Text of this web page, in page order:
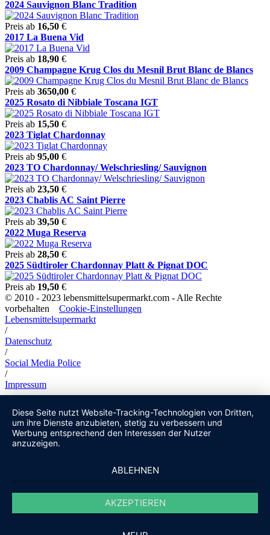
2024 Sauvignon Blanc Tradition
Preis ab 16,50 €
2017 La Buena Vid
Preis ab 18,90 €
2009 Champagne Krug Clos du Mesnil Brut Blanc de Blancs
Preis ab 3650,00 €
2025 Rosato di Nibbiale Toscana IGT
Preis ab 15,50 €
2023 Tiglat Chardonnay
Preis ab 95,00 €
2023 TO Chardonnay/ Welschriesling/ Sauvignon
Preis ab 23,50 €
2023 Chablis AC Saint Pierre
Preis ab 39,50 €
2022 Muga Reserva
Preis ab 28,50 €
2025 Südtiroler Chardonnay Platt & Pignat DOC
Preis ab 19,50 €
© 2010 - 2023 lebensmittelsupermarkt.com - Alle Rechte
vorbehalten Cookie-Einstellungen
Lebensmittelsupermarkt
/
Datenschutz
/
Social Media Police
/
Impressum
Diese Seite nutzt Website-Tracking-Technologien von Dritten,
um ihre Dienste anzubieten, stetig zu verbessern und
Werbung entsprechend den Interessen der Nutzer
anzuzeigen.
ABLEHNEN
AKZEPTIEREN